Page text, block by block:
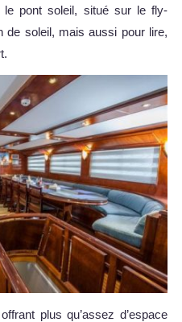
le pont soleil, situé sur le fly-
de soleil, mais aussi pour lire,
plus qu’assez d’espace